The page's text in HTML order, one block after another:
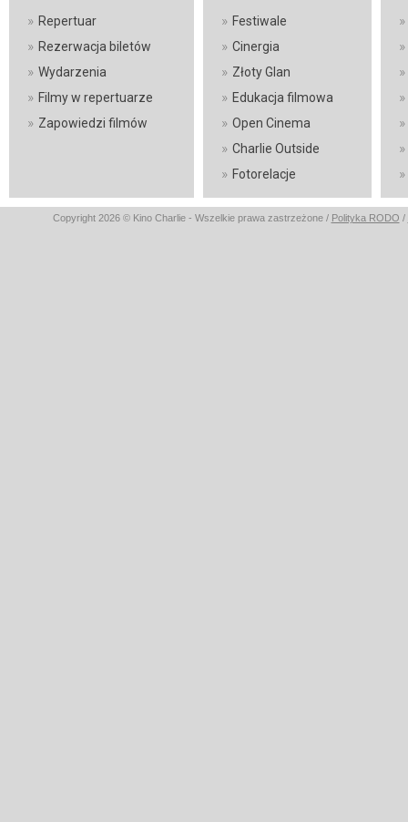
» Repertuar
» Rezerwacja biletów
» Wydarzenia
» Filmy w repertuarze
» Zapowiedzi filmów
» Festiwale
» Cinergia
» Złoty Glan
» Edukacja filmowa
» Open Cinema
» Charlie Outside
» Fotorelacje
»
»
»
»
»
»
»
Copyright 2026 © Kino Charlie - Wszelkie prawa zastrzeżone / Polityka RODO /